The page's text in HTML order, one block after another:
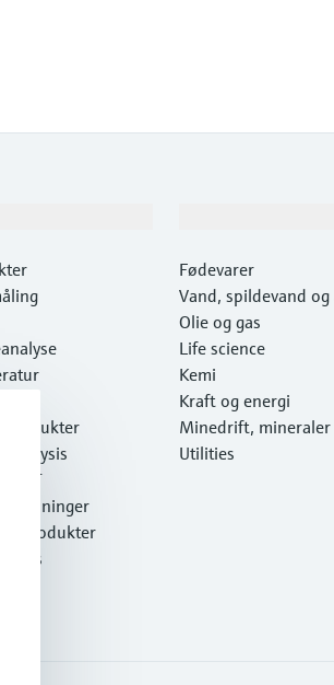
analysis
IIoT
produkter
tools
Fødevarer
Vand, spildevand
Olie og gas
Life science
Kemi
Kraft og energi
Minedrift, mineraler
etaller
Utilities